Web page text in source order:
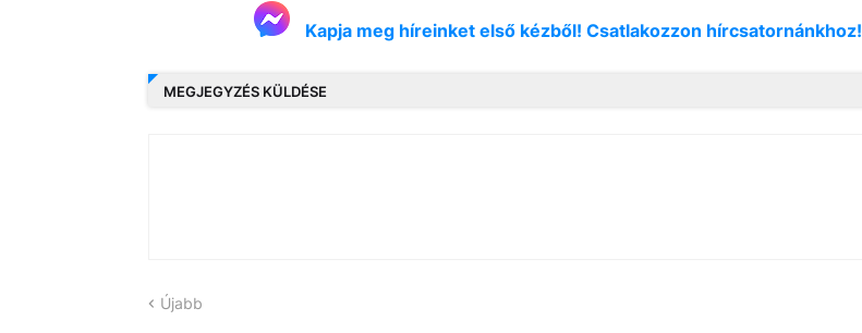
Kapja meg híreinket első kézből! Csatlakozzon hírcsatornánkhoz!
MEGJEGYZÉS KÜLDÉSE
Újabb